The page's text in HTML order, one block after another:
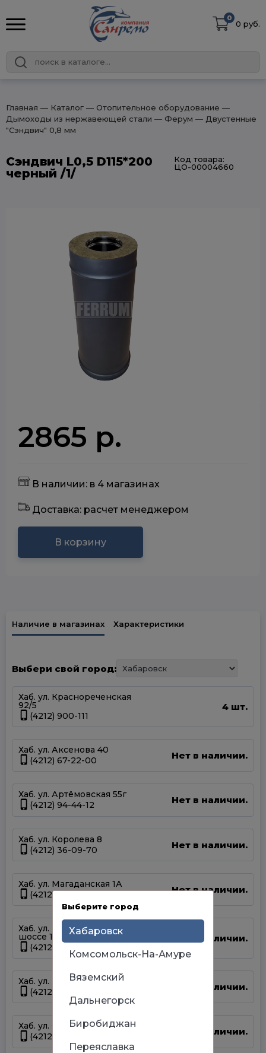
0
0 руб.
Главная ― Каталог ― Отопительное оборудование ―
Дымоходы из нержавеющей стали ― Ферум ― Двустенные
"Сэндвич" 0,8 мм
Сэндвич L0,5 D115*200
черный /1/
Код товара:
ЦО-00004660
2865 р.
В наличии: в 4 магазинах
Доставка: расчет менеджером
В корзину
Наличие в магазинах Характеристики
Выбери свой город:
Хаб. ул. Краснореченская
92/5
(4212) 900-111
4 шт.
Хаб. ул. Аксенова 40
(4212) 67-22-00
Нет в наличии.
Хаб. ул. Артёмовская 55г
(4212) 94-44-12
Нет в наличии.
Хаб. ул. Королева 8
(4212) 36-09-70
Нет в наличии.
Хаб. ул. Магаданская 1А
(4212) 63-39-83
Нет в наличии.
Хаб. ул. Матвеевское
шоссе 13А
(4212) 69-93-93
Нет в наличии.
Хаб. ул. Панфиловцев 14Б
(4212) 63-22-47
Нет в наличии.
Хаб. ул. Серышева 34
(4212) 47-44-66
Нет в наличии.
Выберите город
Хабаровск
Комсомольск-На-Амуре
Вяземский
Дальнегорск
Биробиджан
Переяславка